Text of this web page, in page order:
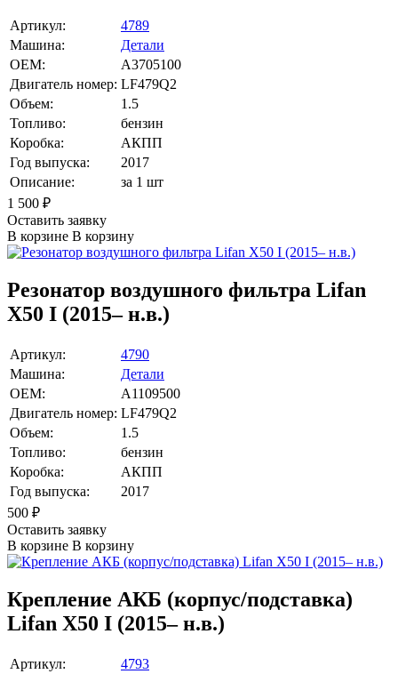
Артикул:
4789
Машина:
Детали
OEM:
A3705100
Двигатель номер: LF479Q2
Объем:
1.5
Топливо:
бензин
Коробка:
АКПП
Год выпуска:
2017
Описание:
за 1 шт
1 500 ₽
Оставить заявку
В корзине В корзину
Резонатор воздушного фильтра Lifan
X50 I (2015– н.в.)
Артикул:
4790
Машина:
Детали
OEM:
A1109500
Двигатель номер: LF479Q2
Объем:
1.5
Топливо:
бензин
Коробка:
АКПП
Год выпуска:
2017
500 ₽
Оставить заявку
В корзине В корзину
Крепление АКБ (корпус/подставка)
Lifan X50 I (2015– н.в.)
Артикул:
4793